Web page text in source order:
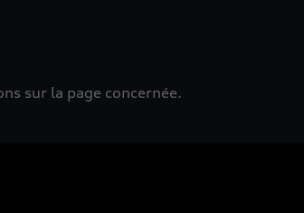
sur la page concernée.